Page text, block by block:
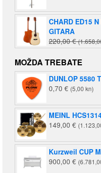
CHARD ED15
GITARA
220,00€
MOŽDA TREBATE
DUNLOP 5580
0,70 € (5,00 kn)
MEINL
149,00 €
Kurzweil CUP
900,00 €